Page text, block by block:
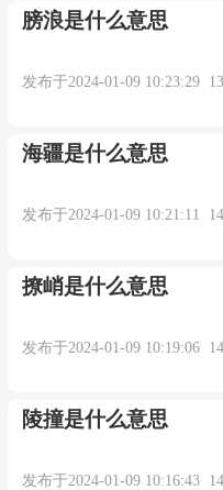
fish sardinos is
like sardines (in a tin)
1. Every bus arrives
sardine tin.
每辆开来和开走
2. Each sardine
膀浪是什么意思
发布于2024-01-09 10:23:29
海疆是什么意思
发布于2024-01-09 10:21:11
撩峭是什么意思
发布于2024-01-09 10:19:06
陵撞是什么意思
发布于2024-01-09 10:16:43